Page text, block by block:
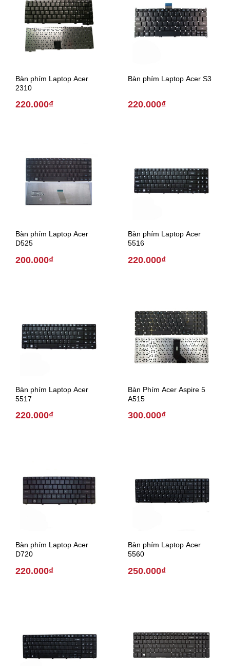
Bàn phím Laptop Acer
2310
220.000₫
Bàn phím Laptop Acer S3
220.000₫
Bàn phím Laptop Acer
D525
200.000₫
Bàn phím Laptop Acer
5516
220.000₫
Bàn phím Laptop Acer
5517
220.000₫
Bàn Phím Acer Aspire 5
A515
300.000₫
Bàn phím Laptop Acer
D720
220.000₫
Bàn phím Laptop Acer
5560
250.000₫